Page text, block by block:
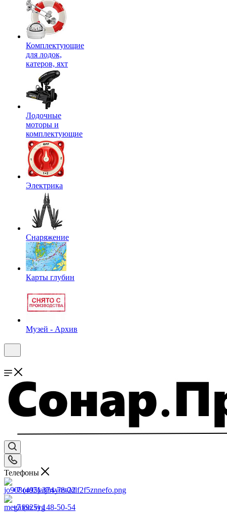
Комплектующие
для лодок,
катеров, яхт
Лодочные
моторы и
комплектующие
Электрика
Снаряжение
Карты глубин
Музей - Архив
Телефоны
+7 (495) 374-78-22
+7 (925) 148-50-54